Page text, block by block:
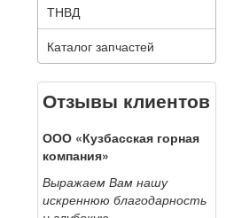
ТНВД
Каталог запчастей
Отзывы клиентов
ООО «Кузбасская горная
компания»
Выражаем Вам нашу
искреннюю благодарность